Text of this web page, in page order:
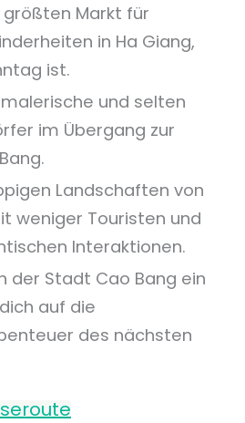
größten Markt für
in Ha Giang,
ist.
und selten
im Übergang zur
Landschaften von
weniger Touristen und
Interaktionen.
der Stadt Cao Bang ein
auf die
des nächsten